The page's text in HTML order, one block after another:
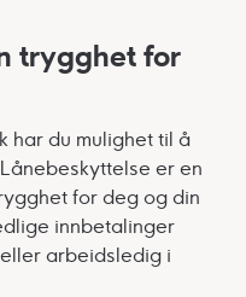
trygghet for
har du mulighet til å
er en
for deg og din
innbetalinger
arbeidsledig i